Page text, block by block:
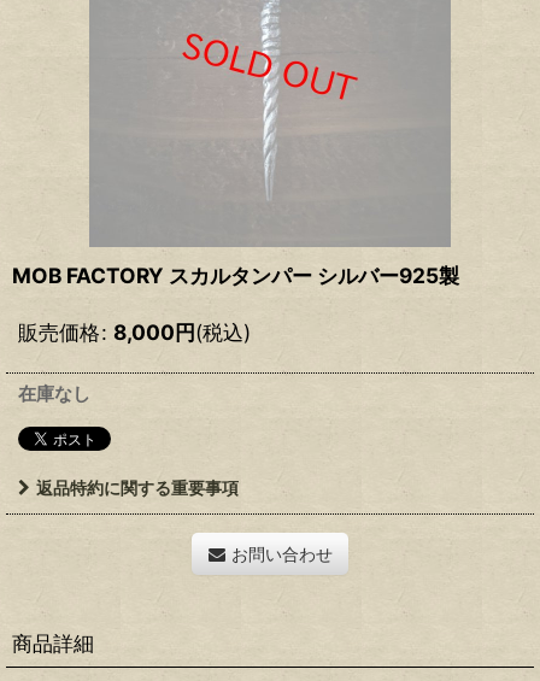
MOB FACTORY スカルタンパー シルバー925製
販売価格: 8,000円(税込)
在庫なし
返品特約に関する重要事項
お問い合わせ
商品詳細